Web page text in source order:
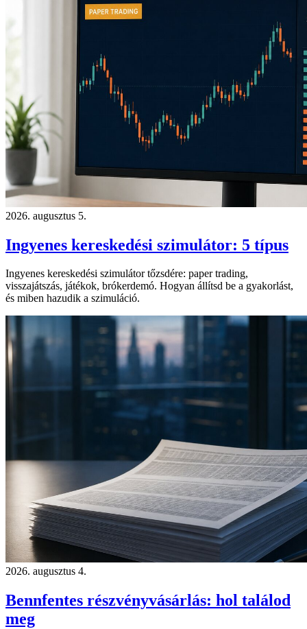
2026. augusztus 5.
Ingyenes kereskedési szimulátor: 5 típus
Ingyenes kereskedési szimulátor tőzsdére: paper trading,
visszajátszás, játékok, brókerdemó. Hogyan állítsd be a gyakorlást,
és miben hazudik a szimuláció.
2026. augusztus 4.
Bennfentes részvényvásárlás: hol találod
meg